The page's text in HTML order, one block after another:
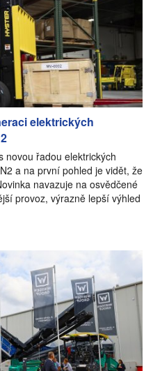
elektrických
novou řadou elektrických
a na první pohled je vidět, že
navazuje na osvědčené
provoz, výrazně lepší výhled